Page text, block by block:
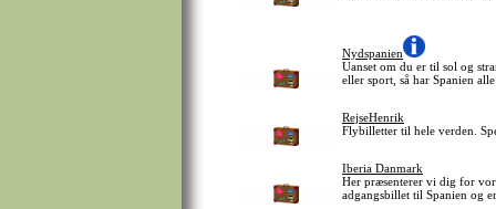
Nydspanien
Uanset om du er til sol og
eller sport, så har Spanien
RejseHenrik
Flybilletter til hele verden.
Iberia Danmark
Her præsenterer vi dig for
adgangsbillet til Spanien og